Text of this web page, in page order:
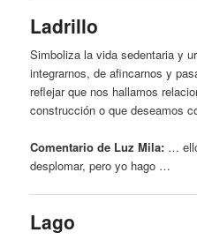
Ladrillo
Simboliza la vida sedentariay
integrarnos, de afincarnosy
reflejar que nos hallamos
construcción o que deseamos
Comentario de Luz Mila: …
desplomar, pero yo hago …
Lago